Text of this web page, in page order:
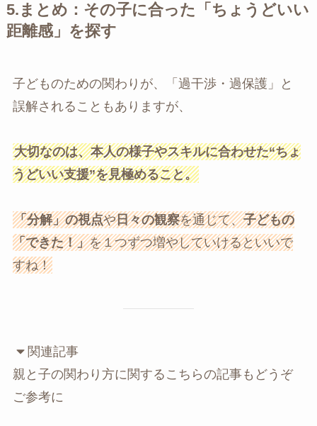
5. まとめ：その子に合った「ちょうどいい
距離感」を探す
子どものための関わりが、「過干渉・過保護」と
誤解されることもありますが、
大切なのは、本人の様子やスキルに合わせた“ちょ
うどいい支援”を見極めること。
「分解」の視点や日々の観察を通じて、子どもの
「できた！」を１つずつ増やしていけるといいで
すね！
関連記事
親と子の関わり方に関するこちらの記事もどうぞ
ご参考に